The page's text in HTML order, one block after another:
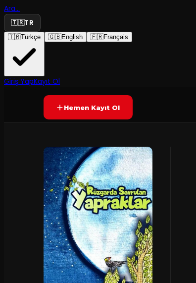
Ara...
🇹🇷TR
🇹🇷Türkçe 🇬🇧English 🇫🇷Français
Giriş YapKayıt Ol
Yapraklar
YAKINDA
Hemen Kayıt Ol